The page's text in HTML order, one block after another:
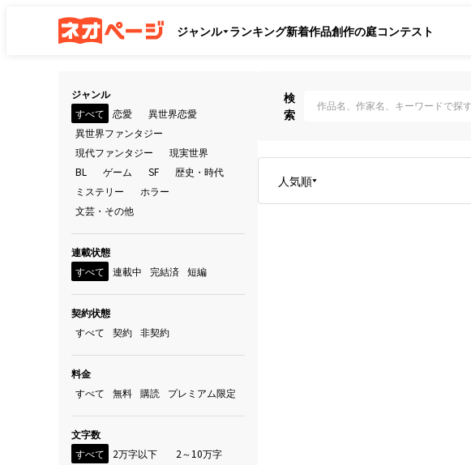
ジャンル ランキング新着作品創作の庭コンテスト
ジャンル
すべて
恋愛
異世界恋愛
異世界ファンタジー
現代ファンタジー
現実世界
BL
ゲーム SF
歴史・時代
ミステリー
ホラー
文芸・その他
連載状態
すべて
連載中 完結済 短編
契約状態
すべて
契約 非契約
料金
すべて
無料 購読 プレミアム限定
文字数
すべて
2万字以下
2～10万字
検
索
人気順